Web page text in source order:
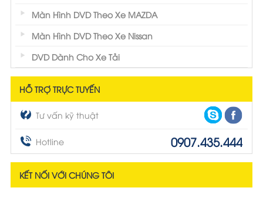
Màn Hình DVD Theo Xe MAZDA
Màn Hình DVD Theo Xe Nissan
DVD Dành Cho Xe Tải
HỖ TRỢ TRỰC TUYẾN
Tư vấn kỹ thuật
Hotline 0907.435.444
KẾT NỐI VỚI CHÚNG TÔI